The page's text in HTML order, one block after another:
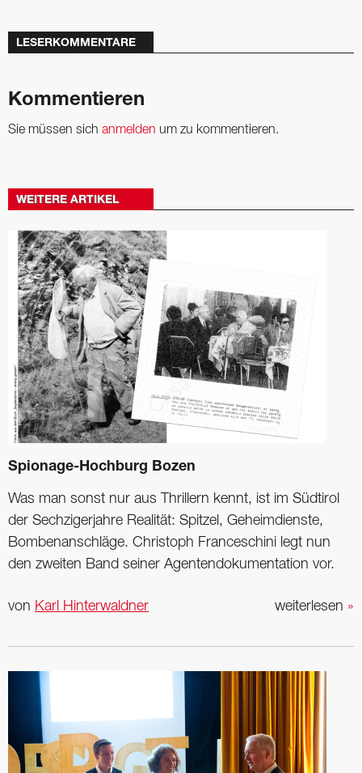
LESERKOMMENTARE
Kommentieren
Sie müssen sich anmelden um zu kommentieren.
WEITERE ARTIKEL
Spionage-Hochburg Bozen
Was man sonst nur aus Thrillern kennt, ist im Südtirol
der Sechzigerjahre Realität: Spitzel, Geheimdienste,
Bombenanschläge. Christoph Franceschini legt nun
den zweiten Band seiner Agentendokumentation vor.
weiterlesen »
von Karl Hinterwaldner